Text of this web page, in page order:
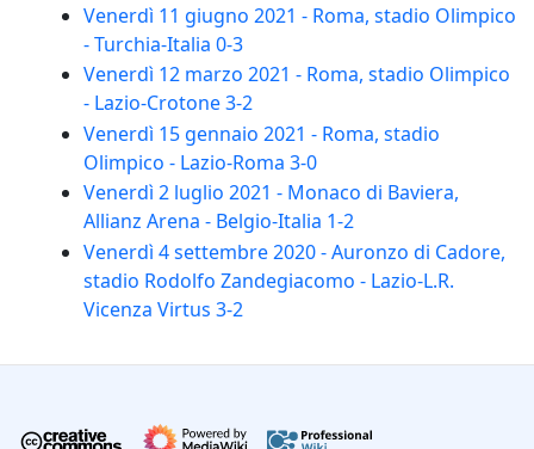
Venerdì 11 giugno 2021 - Roma, stadio Olimpico
- Turchia-Italia 0-3
Venerdì 12 marzo 2021 - Roma, stadio Olimpico
- Lazio-Crotone 3-2
Venerdì 15 gennaio 2021 - Roma, stadio
Olimpico - Lazio-Roma 3-0
Venerdì 2 luglio 2021 - Monaco di Baviera,
Allianz Arena - Belgio-Italia 1-2
Venerdì 4 settembre 2020 - Auronzo di Cadore,
stadio Rodolfo Zandegiacomo - Lazio-L.R.
Vicenza Virtus 3-2